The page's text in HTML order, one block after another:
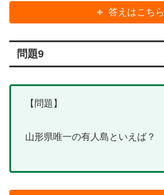
答えはこちら
問題9
【問題】
山形県唯一の有人島といえば？